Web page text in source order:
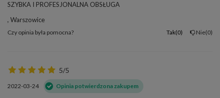
SZYBKA I PROFESJONALNA OBSŁUGA
, Warszowice
Czy opinia była pomocna? Tak 0 Nie 0
5/5
2022-03-24 Opinia potwierdzona zakupem